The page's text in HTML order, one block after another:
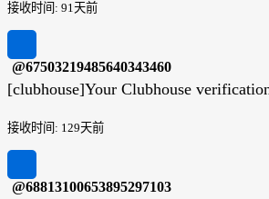
接收时间: 91天前
@67503219485640343460
[clubhouse]Your Clubhouse
接收时间: 129天前
@68813100653895297103